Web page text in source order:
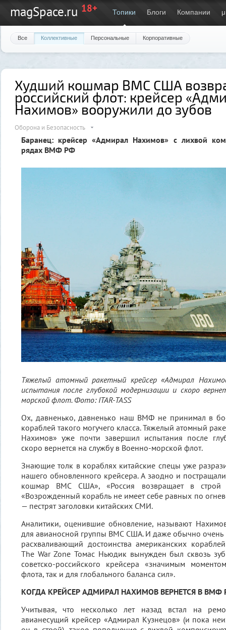
magSpace.ru 18+ Топики Блоги Компании μ
Все Коллективные Персональные Корпоративные
Худший кошмар ВМС США
российский флот: крейсер
Нахимов» вооружили до зубов
Оборона и Безопасность
Баранец: крейсер «Адмирал Нахимов» с лихвой
рядах ВМФ РФ
Тяжелый атомный ракетный крейсер «Адмирал
испытания после глубокой модернизации и скоро
морской флот. Фото: ITAR-TASS
Ох, давненько, давненько наш ВМФ не принимал в
кораблей такого могучего класса. Тяжелый атомный
Нахимов» уже почти завершил испытания после
скоро вернется на службу в Военно-морской флот.
Знающие толк в кораблях китайские спецы уже
нашего обновленного крейсера. А заодно и
кошмар ВМС США», «Россия возвращает в строй
«Возрожденный корабль не имеет себе равных по
— пестрят заголовки китайских СМИ.
Аналитики, оценившие обновление, называют
для авианосной группы ВМС США. И даже обычно очень
расхваливающий достоинства американских
The War Zone Томас Ньюдик вынужден был сквозь
советско-российского крейсера «значимым
флота, так и для глобального баланса сил».
КОГДА КРЕЙСЕР АДМИРАЛ НАХИМОВ ВЕРНЕТСЯ В ВМФ
Учитывая, что несколько лет назад встал на
авианесущий крейсер «Адмирал Кузнецов» (и пока